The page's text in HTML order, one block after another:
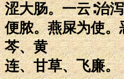
涩大肠。一云∶治
便脓。燕屎为使。
芩、黄
连、甘草、飞廉。